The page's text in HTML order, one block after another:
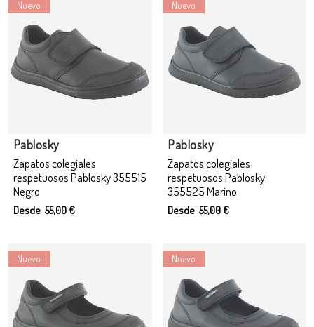
Nuevo
Zapatos colegiales
respetuosos Pablosky 355515
Negro
Pablosky
Desde 55,00 €
Nuevo
Zapatos colegiales
respetuosos Pablosky
355525 Marino
Pablosky
Desde 55,00 €
Nuevo Nuevo